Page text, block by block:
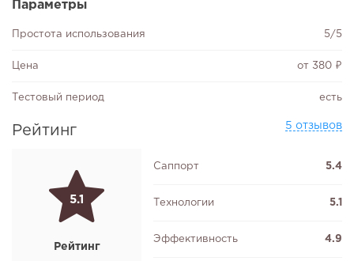
Параметры
Простота использования 5/5
Цена от 380 ₽
Тестовый период есть
Рейтинг 5 отзывов
5.1
Рейтинг
Саппорт 5.4
Технологии 5.1
Эффективность 4.9